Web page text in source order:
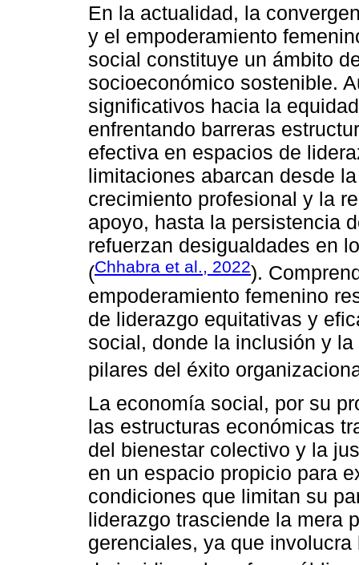
En la actualidad, la
y el empoderamiento
social constituye un ámbito
socioeconómico sostenible.
significativos hacia la
enfrentando barreras
efectiva en espacios de
limitaciones abarcan desde
crecimiento profesional y la
apoyo, hasta la persistencia
refuerzan desigualdades en
(Chhabra et al., 2022).
empoderamiento femenino
de liderazgo equitativas y
social, donde la inclusión y
pilares del éxito
La economía social, por su
las estructuras económicas
del bienestar colectivo y la
en un espacio propicio para
condiciones que limitan su
liderazgo trasciende la mera
gerenciales, ya que